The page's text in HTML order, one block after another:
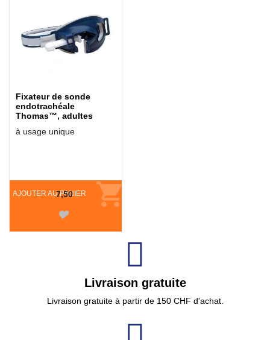
Fixateur de sonde
endotrachéale
Thomas™, adultes
à usage unique
AJOUTER AU PANIER
7,50
Livraison gratuite
Livraison gratuite à partir de 150 CHF d'achat.